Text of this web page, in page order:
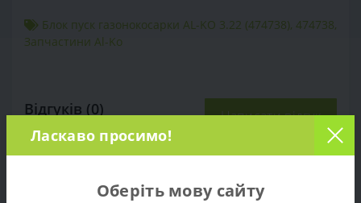
Блок пуск газонокосарки AL-KO 3.22 (474738), 474738,
Запчастини Al-Ko
Відгуків (0) Написати відгук
Немає відгуків про цей товар.
Ласкаво просимо!
Оберіть мову сайту